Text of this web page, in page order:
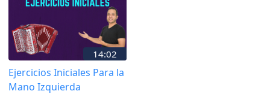
14:02
Ejercicios Iniciales Para la
Mano Izquierda